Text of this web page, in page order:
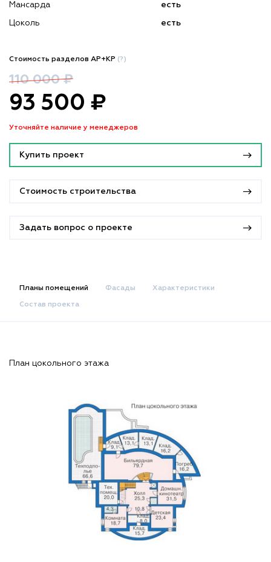
Мансарда есть
Цоколь есть
Стоимость разделов АР+КР (?)
110 000 ₽
93 500 ₽
Уточняйте наличие у менеджеров
Купить проект
Стоимость строительства
Задать вопрос о проекте
Планы помещений Фасады Характеристики
Состав проекта
План цокольного этажа